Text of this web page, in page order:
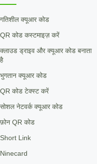
गतिशील क्यूआर कोड
QR कोड कस्टमाइज़ करें
क्लाउड ड्राइव और क्यूआर कोड बनाता
है
भुगतान क्यूआर कोड
QR कोड टेक्स्ट करें
सोशल नेटवर्क क्यूआर कोड
फ़ोन QR कोड
Short Link
Ninecard